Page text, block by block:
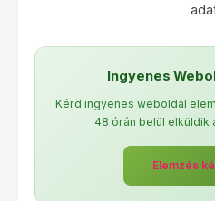
Ingyenes
Kérd ingyenes weboldal
48 órán belül elküldik
Elemzés